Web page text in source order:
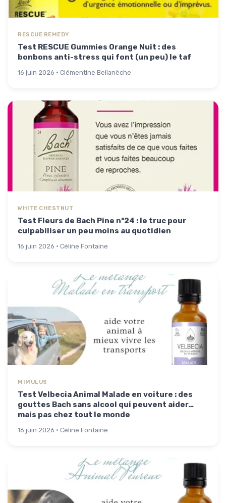
RESCUE REMEDY
Test RESCUE Gummies Orange Nuit : des
bonbons anti-stress qui font (un peu) le taf
16 juin 2026 · Clémentine Bellanèche
WHITE CHESTNUT
Test Fleurs de Bach Pine n°24 : le truc pour
culpabiliser un peu moins au quotidien
16 juin 2026 · Céline Fontaine
MIMULUS
Test Velbecia Animal Malade en voiture : des
gouttes Bach sans alcool qui peuvent aider…
mais pas chez tout le monde
16 juin 2026 · Céline Fontaine